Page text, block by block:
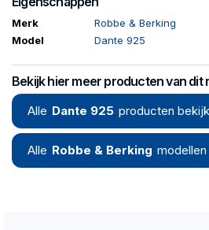
Merk
Robbe & Berking
Model
Dante 925
Bekijk hier meer producten van dit
Alle Dante 925 producten
Alle Robbe & Berking modellen